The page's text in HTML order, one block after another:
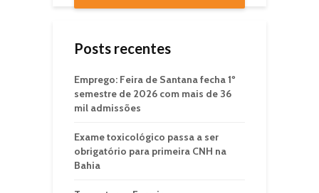
Posts recentes
Emprego: Feira de Santana fecha 1º
semestre de 2026 com mais de 36
mil admissões
Exame toxicológico passa a ser
obrigatório para primeira CNH na
Bahia